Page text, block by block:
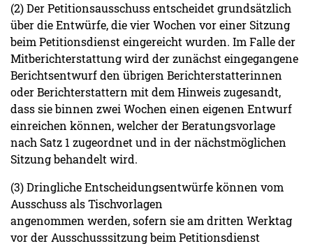
(2) Der Petitionsausschuss entscheidet grundsätzlich
über die Entwürfe, die vier Wochen vor einer Sitzung
beim Petitionsdienst eingereicht wurden. Im Falle der
Mitberichterstattung wird der zunächst eingegangene
Berichtsentwurf den übrigen Berichterstatterinnen
oder Berichterstattern mit dem Hinweis zugesandt,
dass sie binnen zwei Wochen einen eigenen Entwurf
einreichen können, welcher der Beratungsvorlage
nach Satz 1 zugeordnet und in der nächstmöglichen
Sitzung behandelt wird.
(3) Dringliche Entscheidungsentwürfe können vom
Ausschuss als Tischvorlagen
angenommen werden, sofern sie am dritten Werktag
vor der Ausschusssitzung beim Petitionsdienst